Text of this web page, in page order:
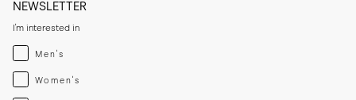
NEWSLETTER
I'm interested in
Menswear
Men's
Womenswear
Women's